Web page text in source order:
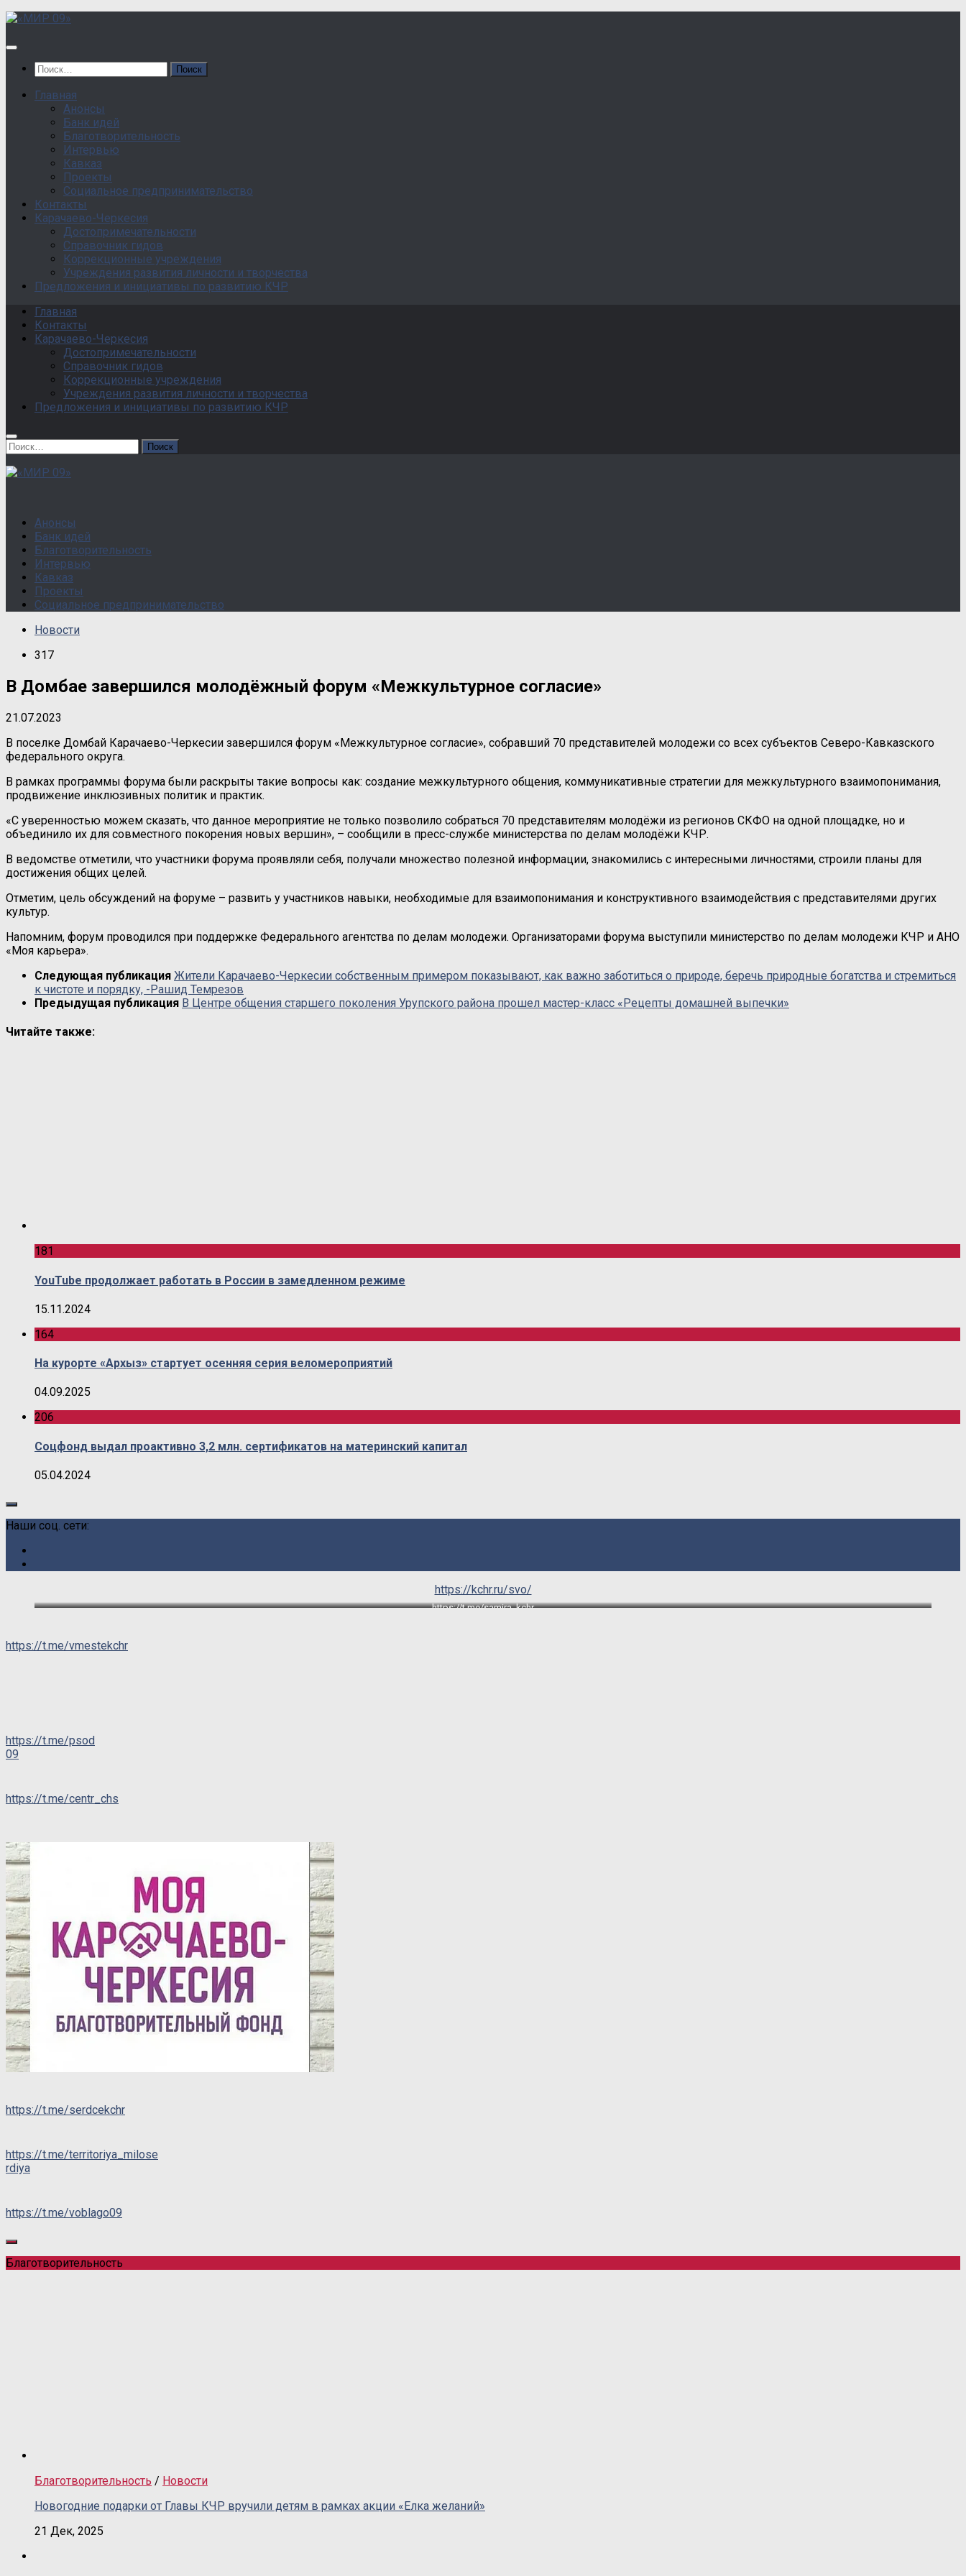
Перейти
содержанию
Найти:
Главная
Анонсы
Банк идей
Благотворительность
Интервью
Кавказ
Проекты
Социальное предпринимательство
Контакты
Карачаево-Черкесия
Достопримечательности
Справочник гидов
Коррекционные учреждения
Учреждения развития личности и творчества
Предложения и инициативы по развитию КЧР
Главная
Контакты
Карачаево-Черкесия
Достопримечательности
Справочник гидов
Коррекционные учреждения
Учреждения развития личности и творчества
Предложения и инициативы по развитию КЧР
Найти:
Анонсы
Банк идей
Благотворительность
Интервью
Кавказ
Проекты
Социальное предпринимательство
Новости
317
В Домбае завершился молодёжный форум «Межкультурное согласие»
21.07.2023
В поселке Домбай Карачаево-Черкесии завершился форум «Межкультурное согласие», собравший 70 представителей молодежи со всех субъектов Северо-Кавказского
федерального округа.
В рамках программы форума были раскрыты такие вопросы как: создание межкультурного общения, коммуникативные стратегии для межкультурного взаимопонимания,
продвижение инклюзивных политик и практик.
«С уверенностью можем сказать, что данное мероприятие не только позволило собраться 70 представителям молодёжи из регионов СКФО на одной площадке, но и
объединило их для совместного покорения новых вершин», – сообщили в пресс-службе министерства по делам молодёжи КЧР.
В ведомстве отметили, что участники форума проявляли себя, получали множество полезной информации, знакомились с интересными личностями, строили планы для
достижения общих целей.
Отметим, цель обсуждений на форуме – развить у участников навыки, необходимые для взаимопонимания и конструктивного взаимодействия с представителями других
культур.
Напомним, форум проводился при поддержке Федерального агентства по делам молодежи. Организаторами форума выступили министерство по делам молодежи КЧР и АНО
«Моя карьера».
Следующая публикация Жители Карачаево-Черкесии собственным примером показывают, как важно заботиться о природе, беречь природные богатства и стремиться
к чистоте и порядку, -Рашид Темрезов
Предыдущая публикация В Центре общения старшего поколения Урупского района прошел мастер-класс «Рецепты домашней выпечки»
Читайте также:
181
YouTube продолжает работать в России в замедленном режиме
15.11.2024
164
На курорте «Архыз» стартует осенняя серия веломероприятий
04.09.2025
206
Соцфонд выдал проактивно 3,2 млн. сертификатов на материнский капитал
05.04.2024
Наши соц. сети:
https://kchr.ru/svo/
https://t.me/samira_kchr
https://t.me/vmestekchr
https://t.me/psod
09
https://t.me/centr_chs
https://t.me/serdcekchr
https://t.me/territoriya_milose
rdiya
https://t.me/voblago09
Благотворительность
Благотворительность / Новости
Новогодние подарки от Главы КЧР вручили детям в рамках акции «Елка желаний»
21 Дек, 2025